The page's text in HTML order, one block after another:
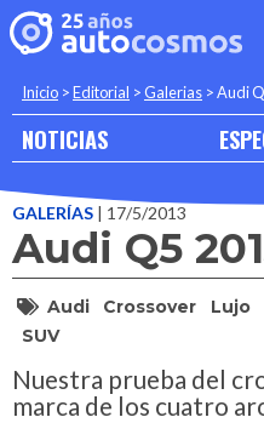
Inicio >Editorial >Galerias >Audi
NOTICIAS
GALERÍAS | 17/5/2013
Audi Q5
Audi Crossover Lujo
SUV
Nuestra prueba del
marca de los cuatro